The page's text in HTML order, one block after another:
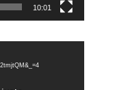
10:01